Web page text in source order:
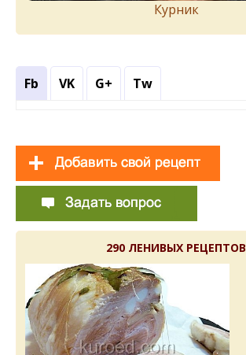
Курник
Fb VK G+ Tw
290 ЛЕНИВЫХ РЕЦЕПТОВ